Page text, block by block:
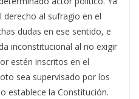
derecho al sufragio en el
dudas en ese sentido, e
inconstitucional al no exigir
estén inscritos en el
sea supervisado por los
establece la Constitución.